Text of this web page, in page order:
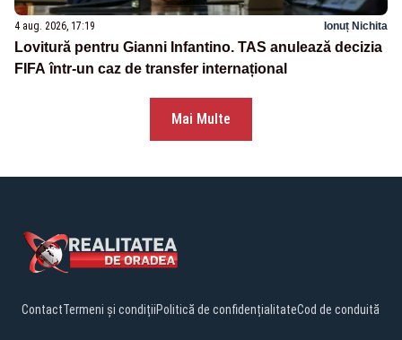
4 aug. 2026, 17:19 Ionuț Nichita
Lovitură pentru Gianni Infantino. TAS anulează decizia
FIFA într-un caz de transfer internațional
Mai Multe
ContactTermeni și condițiiPolitică de confidențialitateCod de conduită